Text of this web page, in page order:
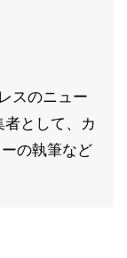
スのニュー
として、カ
の執筆など